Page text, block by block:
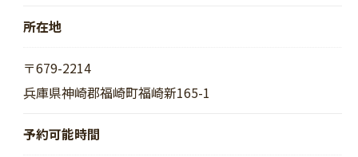
所在地
〒679-2214
兵庫県神崎郡福崎町福崎新165-1
予約可能時間